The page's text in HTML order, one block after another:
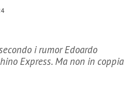
i rumor Edoardo
Express. Ma non in coppia